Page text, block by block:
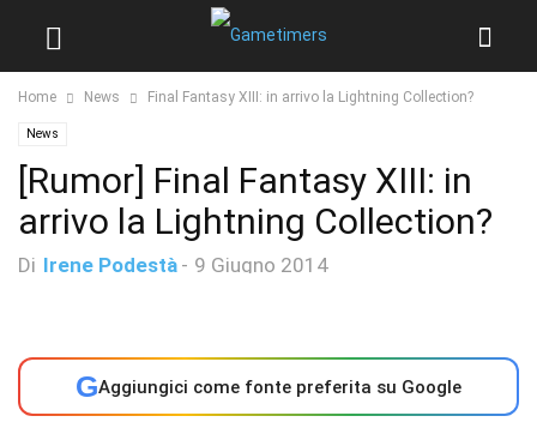
Home News Final Fantasy XIII: in arrivo la Lightning Collection?
News
[Rumor] Final Fantasy XIII: in
arrivo la Lightning Collection?
Di Irene Podestà - 9 Giugno 2014
GAggiungici come fonte preferita su Google